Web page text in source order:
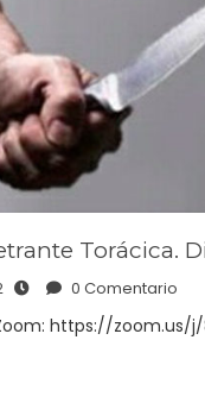
Torácica.
0 Comentario
https://zoom.us/